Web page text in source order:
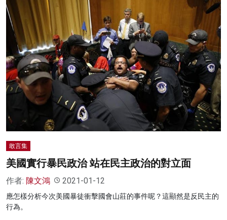
敢言集
美國實行暴民政治 站在民主政治的對立面
作者: 陳文鴻 2021-01-12
應怎樣分析今次美國暴徒衝擊國會山莊的事件呢？這顯然是反民主的
行為。